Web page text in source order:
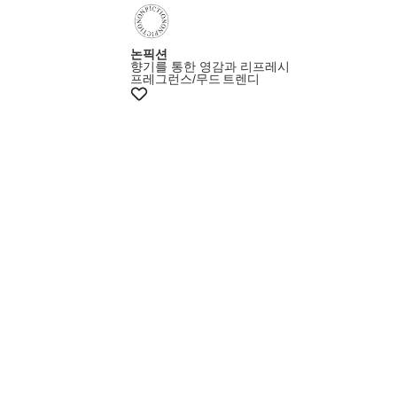
증정이벤트
논픽션
향기를 통한 영감과 리프레시
프레그런스/무드 트렌디